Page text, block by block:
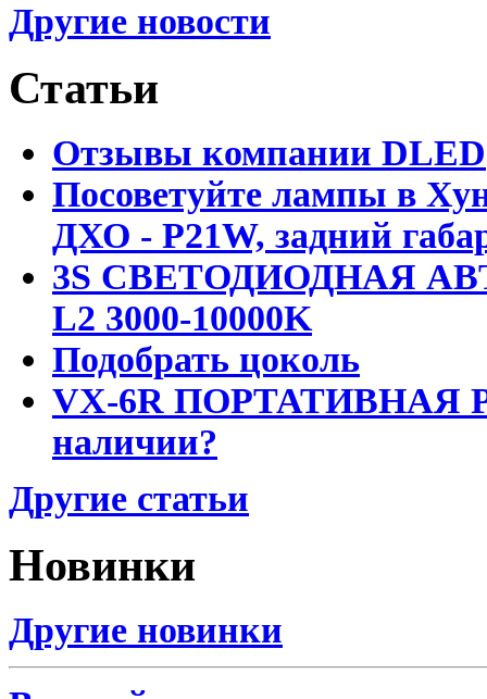
Другие новости
Статьи
Отзывы компании DLED
Посоветуйте лампы в
ДХО - P21W, задний
3S СВЕТОДИОДНАЯ
L2 3000-10000K
Подобрать цоколь
VX-6R ПОРТАТИВНАЯ
наличии?
Другие статьи
Новинки
Другие новинки